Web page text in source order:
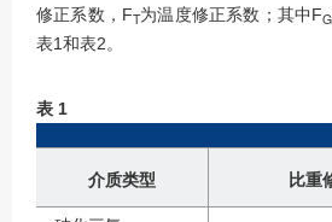
修正系数，FT为温度修正系数；其中FG
表1和表2。
表 1
介质类型 比重